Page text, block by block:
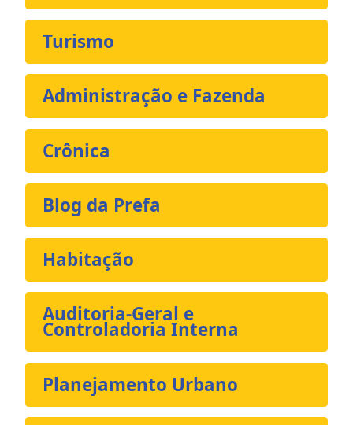
Turismo
Administração e Fazenda
Crônica
Blog da Prefa
Habitação
Auditoria-Geral e
Controladoria Interna
Planejamento Urbano